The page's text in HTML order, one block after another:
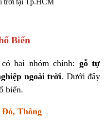
Biến
hai nhóm chính: gỗ tự
ngoài trời. Dưới đây
biến.
Thông